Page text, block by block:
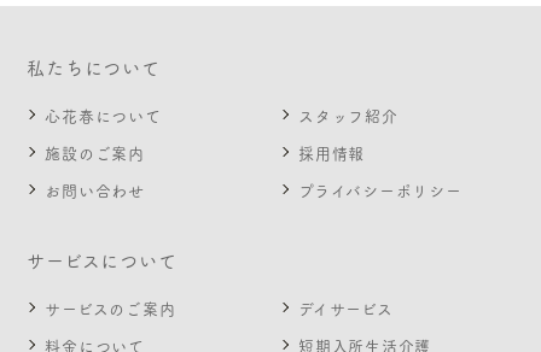
私たちについて
心花春について
スタッフ紹介
施設のご案内
採用情報
お問い合わせ
プライバシーポリシー
サービスについて
サービスのご案内
デイサービス
料金について
短期入所生活介護